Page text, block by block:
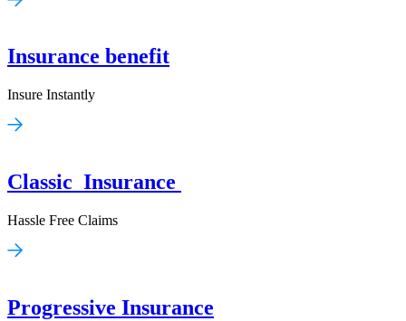
Insurance benefit
Insure Instantly
Classic Insurance
Hassle Free Claims
Progressive Insurance